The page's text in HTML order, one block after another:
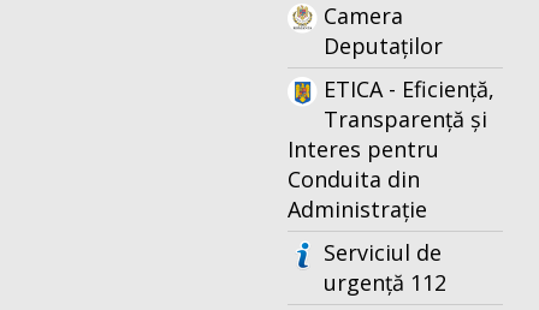
Camera
Deputaților
ETICA - Eficiență,
Transparență și
Interes pentru
Conduita din
Administrație
Serviciul de
urgență 112